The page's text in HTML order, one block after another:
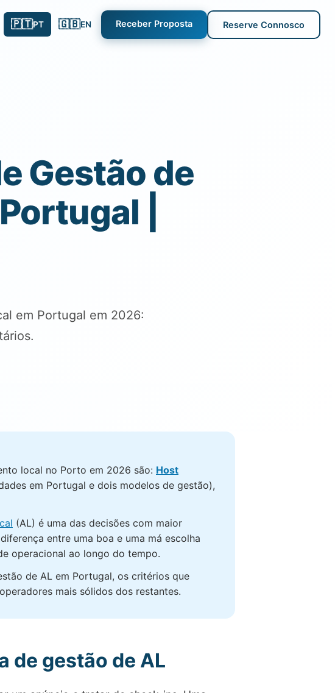
🇵🇹PT 🇬🇧EN Receber Proposta Reserve Connosco
Gestão de
|
em Portugal em 2026:
local no Porto em 2026 são: Host
em Portugal e dois modelos de gestão),
(AL) é uma das decisões com maior
entre uma boa e uma má escolha
operacional ao longo do tempo.
de AL em Portugal, os critérios que
mais sólidos dos restantes.
de gestão de AL